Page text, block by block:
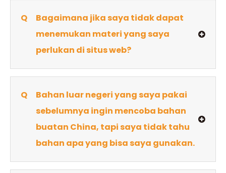
Q
Bagaimana jika saya tidak dapat
menemukan materi yang saya
perlukan di situs web?
Q
Bahan luar negeri yang saya pakai
sebelumnya ingin mencoba bahan
buatan China, tapi saya tidak tahu
bahan apa yang bisa saya gunakan.